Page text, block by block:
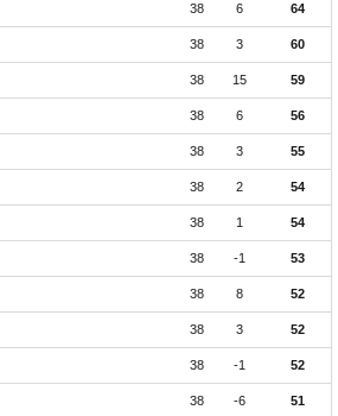
38 6 64
38 3 60
38 15 59
38 6 56
38 3 55
38 2 54
38 1 54
38 -1 53
38 8 52
38 3 52
38 -1 52
38 -6 51